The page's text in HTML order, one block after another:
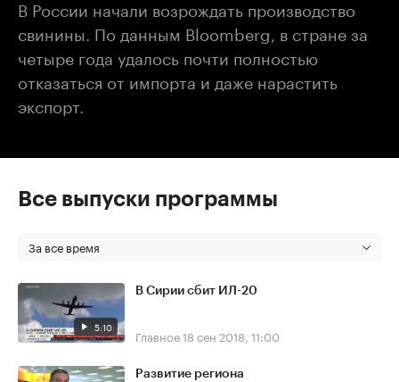
В России начали возрождать производство
свинины. По данным Bloomberg, в стране за
четыре года удалось почти полностью
отказаться от импорта и даже нарастить
экспорт.
Все выпуски программы
За все время
5:10
В Сирии сбит ИЛ-20
Главное18 сен 2018, 11:00
Развитие региона